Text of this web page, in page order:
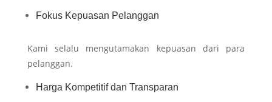
Fokus Kepuasan Pelanggan
Kami selalu mengutamakan kepuasan dari para
pelanggan.
Harga Kompetitif dan Transparan